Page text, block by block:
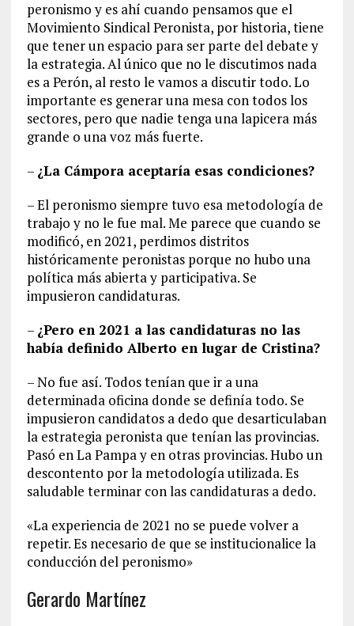
peronismo y es ahí cuando pensamos que el
Movimiento Sindical Peronista, por historia, tiene
que tener un espacio para ser parte del debate y
la estrategia. Al único que no le discutimos nada
es a Perón, al resto le vamos a discutir todo. Lo
importante es generar una mesa con todos los
sectores, pero que nadie tenga una lapicera más
grande o una voz más fuerte.
– ¿La Cámpora aceptaría esas condiciones?
– El peronismo siempre tuvo esa metodología de
trabajo y no le fue mal. Me parece que cuando se
modificó, en 2021, perdimos distritos
históricamente peronistas porque no hubo una
política más abierta y participativa. Se
impusieron candidaturas.
– ¿Pero en 2021 a las candidaturas no las
había definido Alberto en lugar de Cristina?
– No fue así. Todos tenían que ir a una
determinada oficina donde se definía todo. Se
impusieron candidatos a dedo que desarticulaban
la estrategia peronista que tenían las provincias.
Pasó en La Pampa y en otras provincias. Hubo un
descontento por la metodología utilizada. Es
saludable terminar con las candidaturas a dedo.
«La experiencia de 2021 no se puede volver a
repetir. Es necesario de que se institucionalice la
conducción del peronismo»
Gerardo Martínez